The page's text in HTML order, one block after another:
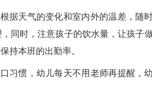
据天气的变化和室内外的温差，随
同时，注意孩子的饮水量，让孩子
持本班的出勤率。
习惯，幼儿每天不用老师再提醒，幼